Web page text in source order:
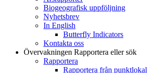
Biogeografisk uppföljning
Nyhetsbrev
In English
Butterfly Indicators
Kontakta oss
Övervakningen Rapportera eller sök
Rapportera
Rapportera från punktlokal